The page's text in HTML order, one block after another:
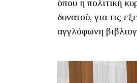
όπου η πολιτική
δυνατού, για τις
αγγλόφωνη